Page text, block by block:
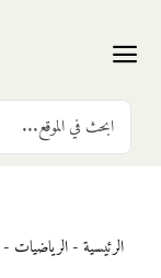
content
Toggle
Navigation
الرئيسية
Search
for:
الرئيسية-الرياضيات -